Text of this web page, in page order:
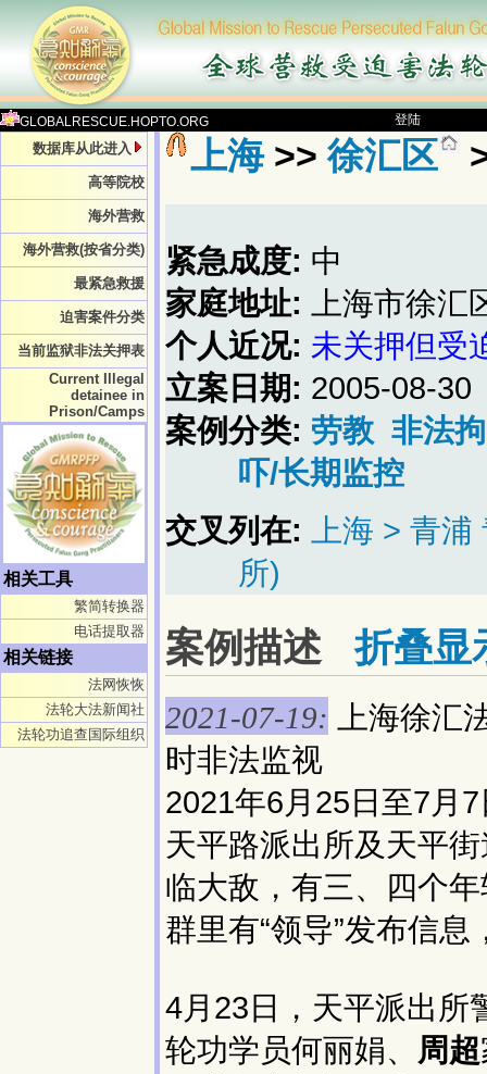
GLOBALRESCUE.HOPTO.ORG 登陆
数据库从此进入
高等院校
海外营救
海外营救(按省分类)
最紧急救援
迫害案件分类
当前监狱非法关押表
Current Illegal
detainee in
Prison/Camps
相关工具
繁简转换器
电话提取器
相关链接
法网恢恢
法轮大法新闻社
法轮功追查国际组织
上海>>徐汇区
紧急成度: 中
家庭地址:
上海市徐汇
个人近况: 未关押但受
立案日期: 2005-08-30
案例分类: 劳教 非法
吓/长期监控
交叉列在:
上海 > 青
所)
案例描述折叠显
2021-07-19: 上海徐汇
时非法监视
2021年6月25日至7月
天平路派出所及天平
临大敌，有三、四个
群里有“领导”发布信
4月23日，天平派出所
轮功学员何丽娟、 周超